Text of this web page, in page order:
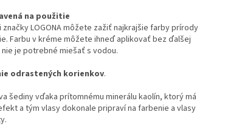
na použitie
LOGONA môžete zažiť najkrajšie farby prírody
Farbu v kréme môžete ihneď aplikovať bez ďalšej
je potrebné miešať s vodou.
odrastených korienkov.
šediny vďaka prítomnému minerálu kaolín, ktorý má
a tým vlasy dokonale pripraví na farbenie a vlasy